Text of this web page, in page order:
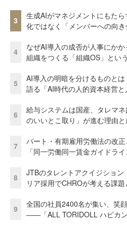
3
生成AIがマネジメントにもた
化ではなく「メンバーへの向き
4
なぜAI導入の成否が人事にか
組織をつくる「組織OS」とい
5
AI導入の明暗を分けるものと
語る「AI時代の人的資本経営と
6
給与システムは国産、タレマ
のいいとこ取り」が進む理由
7
パート・有期雇用労働法の改
「同一労働同一賃金ガイドラ
8
JTBのタレントアクイジショ
リア採用でCHROが考える課
9
全国の社員2400名が集い、笑
――「ALL TORIDOLL ハピカ